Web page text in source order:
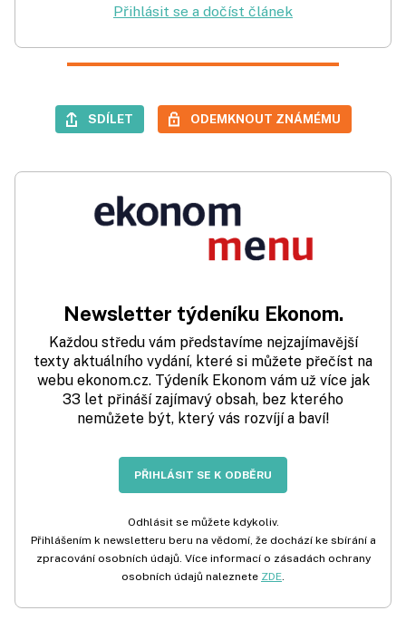
Přihlásit se a dočíst článek
SDÍLET ODEMKNOUT ZNÁMÉMU
Newsletter týdeníku Ekonom.
Každou středu vám představíme nejzajímavější
texty aktuálního vydání, které si můžete přečíst na
webu ekonom.cz. Týdeník Ekonom vám už více jak
33 let přináší zajímavý obsah, bez kterého
nemůžete být, který vás rozvíjí a baví!
PŘIHLÁSIT SE K ODBĚRU
Odhlásit se můžete kdykoliv.
Přihlášením k newsletteru beru na vědomí, že dochází ke sbírání a
zpracování osobních údajů. Více informací o zásadách ochrany
osobních údajů naleznete ZDE.